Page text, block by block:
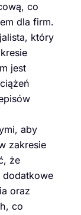
co
dla firm.
który
jest
aby
zakresie
że
dodatkowe
oraz
co